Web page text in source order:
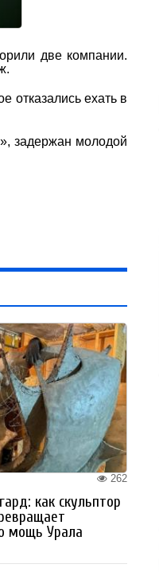
две компании.
отказались ехать в
задержан молодой
262
как скульптор
мощь Урала